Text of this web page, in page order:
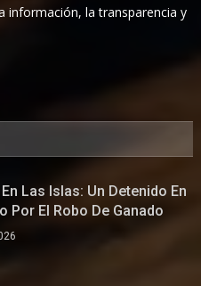
información, la transparencia y
Las Islas: Un Detenido En
Por El Robo De Ganado